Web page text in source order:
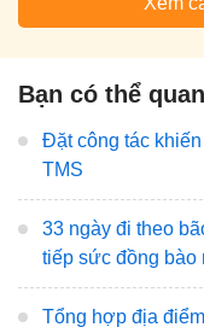
Bạn có thể
Đặt công tác
TMS
33 ngày đi theo
tiếp sức đồng bào
Tổng hợp địa